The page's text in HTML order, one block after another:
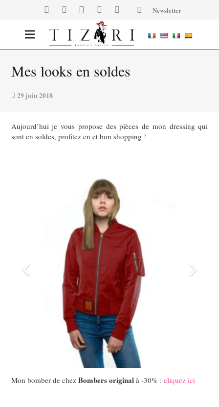
Newsletter
Mes looks en soldes
29 juin 2018
Aujourd’hui je vous propose des pièces de mon dressing qui
sont en soldes, profitez en et bon shopping !
Mon bomber de chez Bombers originalà -30% : cliquez ici